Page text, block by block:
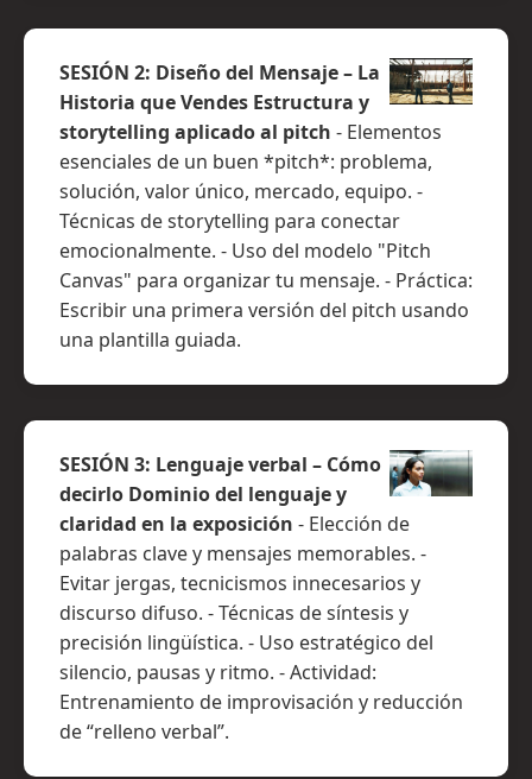
SESIÓN 2: Diseño del Mensaje – La
Historia que Vendes Estructura y
storytelling aplicado al pitch - Elementos
esenciales de un buen *pitch*: problema,
solución, valor único, mercado, equipo. -
Técnicas de storytelling para conectar
emocionalmente. - Uso del modelo "Pitch
Canvas" para organizar tu mensaje. - Práctica:
Escribir una primera versión del pitch usando
una plantilla guiada.
SESIÓN 3: Lenguaje verbal – Cómo
decirlo Dominio del lenguaje y
claridad en la exposición - Elección de
palabras clave y mensajes memorables. -
Evitar jergas, tecnicismos innecesarios y
discurso difuso. - Técnicas de síntesis y
precisión lingüística. - Uso estratégico del
silencio, pausas y ritmo. - Actividad:
Entrenamiento de improvisación y reducción
de “relleno verbal”.